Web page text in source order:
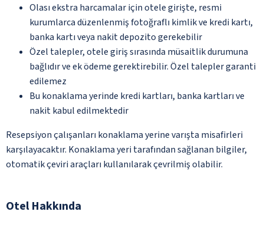
Olası ekstra harcamalar için otele girişte, resmi
kurumlarca düzenlenmiş fotoğraflı kimlik ve kredi kartı,
banka kartı veya nakit depozito gerekebilir
Özel talepler, otele giriş sırasında müsaitlik durumuna
bağlıdır ve ek ödeme gerektirebilir. Özel talepler garanti
edilemez
Bu konaklama yerinde kredi kartları, banka kartları ve
nakit kabul edilmektedir
Resepsiyon çalışanları konaklama yerine varışta misafirleri
karşılayacaktır. Konaklama yeri tarafından sağlanan bilgiler,
otomatik çeviri araçları kullanılarak çevrilmiş olabilir.
Otel Hakkında